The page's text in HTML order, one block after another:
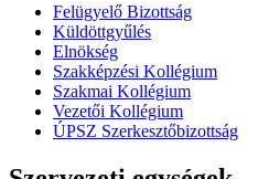
Felügyelő Bizottság
Küldöttgyűlés
Elnökség
Szakképzési Kollégium
Szakmai Kollégium
Vezetői Kollégium
ÚPSZ Szerkesztőbizottság